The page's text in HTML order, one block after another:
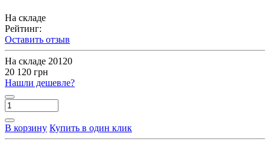
На складе
Рейтинг:
Оставить отзыв
На складе 20120
20 120 грн
Нашли дешевле?
В корзину Купить в один клик